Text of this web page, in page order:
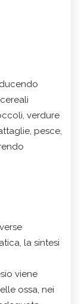
verdure
pesce,
la sintesi
viene
ossa, nei